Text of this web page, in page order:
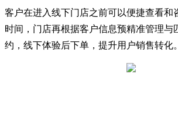
客户在进入线下门店之前可以便捷查看和
时间，门店再根据客户信息预精准管理与
约，线下体验后下单，提升用户销售转化。